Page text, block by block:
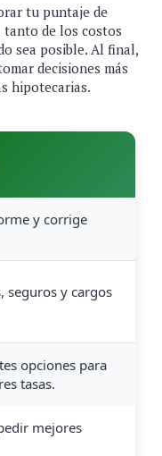
tu puntaje de
de los costos
sea posible. Al final,
decisiones más
hipotecarias.
y corrige
seguros y cargos
opciones para
tasas.
mejores